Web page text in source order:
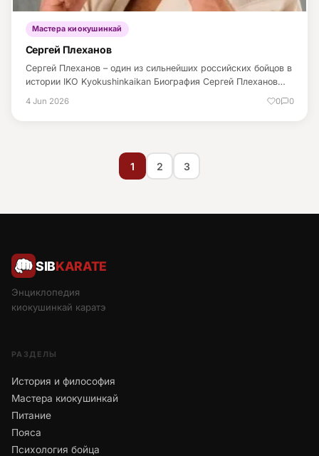
Мастера киокушинкай
Сергей Плеханов
Сергей Плеханов – один из сильнейших российских бойцов в
истории IKO Kyokushinkaikan Биография Сергей Плеханов…
4 Jun 2026 0 0
1 2 3
SIBKARATE
Энциклопедия
киокушинкай каратэ
РАЗДЕЛЫ
История и философия
Мастера киокушинкай
Питание
Пояса
Психология бойца